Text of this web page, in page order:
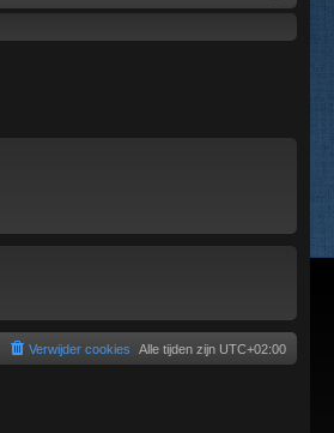
Alle tijden zijn UTC+02:00
Verwijder cookies